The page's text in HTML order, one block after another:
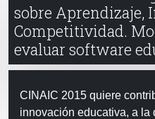
sobre Aprendizaje,
Competitividad.
evaluar software
CINAIC 2015 quiere
innovación educativa, a